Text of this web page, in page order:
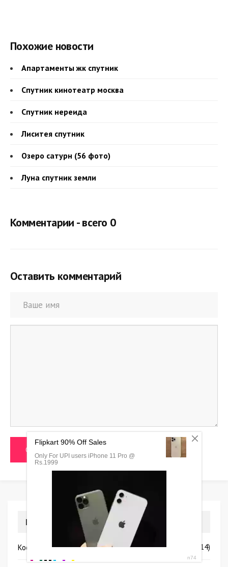
Похожие новости
Апартаменты жк спутник
Спутник кинотеатр москва
Спутник нереида
Лиситея спутник
Озеро сатурн (56 фото)
Луна спутник земли
Комментарии - всего 0
Оставить комментарий
Категории
Космос (1114)